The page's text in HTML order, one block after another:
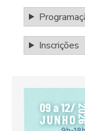
Inscrições